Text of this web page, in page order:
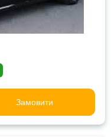
Замовити